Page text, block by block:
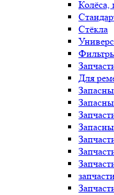
Колёса,
Стёкла
Для